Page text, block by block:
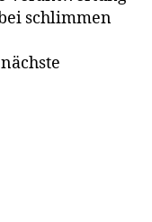
schlimmen